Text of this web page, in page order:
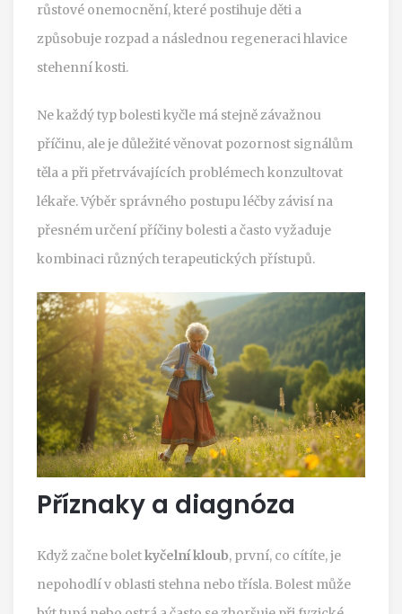
růstové onemocnění, které postihuje děti a
způsobuje rozpad a následnou regeneraci hlavice
stehenní kosti.
Ne každý typ bolesti kyčle má stejně závažnou
příčinu, ale je důležité věnovat pozornost signálům
těla a při přetrvávajících problémech konzultovat
lékaře. Výběr správného postupu léčby závisí na
přesném určení příčiny bolesti a často vyžaduje
kombinaci různých terapeutických přístupů.
Příznaky a diagnóza
Když začne boletkyčelní kloub, první, co cítíte, je
nepohodlí v oblasti stehna nebo třísla. Bolest může